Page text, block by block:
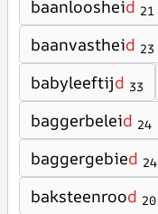
baanloosheid 21
baanvastheid 23
babyleeftijd 33
baggerbeleid 24
baggergebied 24
baksteenrood 20